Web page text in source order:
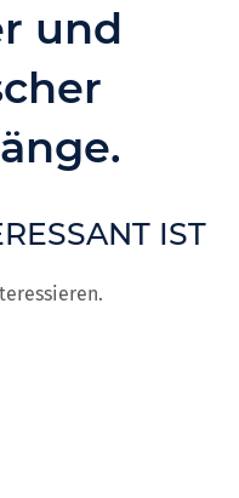
und
IST